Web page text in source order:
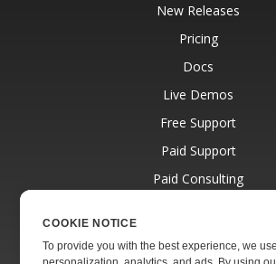
New Releases
Pricing
Docs
Live Demos
Free Support
Paid Support
Paid Consulting
COOKIE NOTICE
To provide you with the best experience, we